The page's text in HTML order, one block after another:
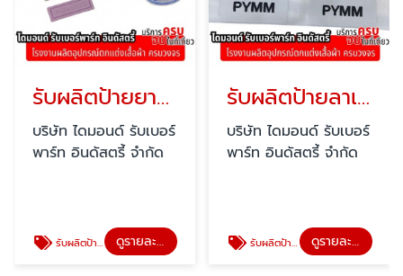
รับผลิตป้ายยางหยอด
บริษัท ไดมอนด์ รับเบอร์
พาร์ท อินดัสตรี้ จำกัด
รับผลิตป้ายยางหยอด ดูรายละเอียด
รับผลิตป้ายลาเบล
บริษัท ไดมอนด์ รับเบอร์
พาร์ท อินดัสตรี้ จำกัด
รับผลิตป้ายลาเบล ดูรายละเอียด